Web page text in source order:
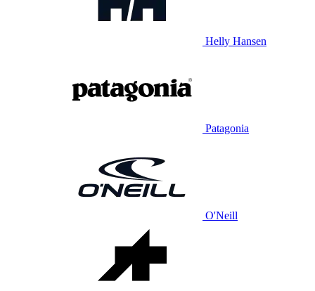
Helly Hansen
Patagonia
O'Neill